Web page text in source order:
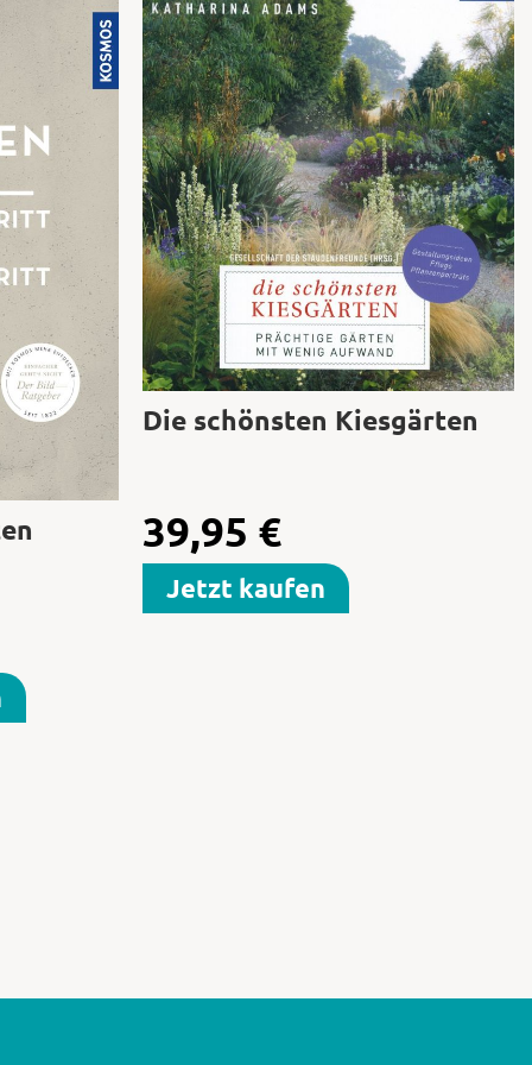
Die schönsten Kiesgärten
39,95 €
Jetzt kaufen